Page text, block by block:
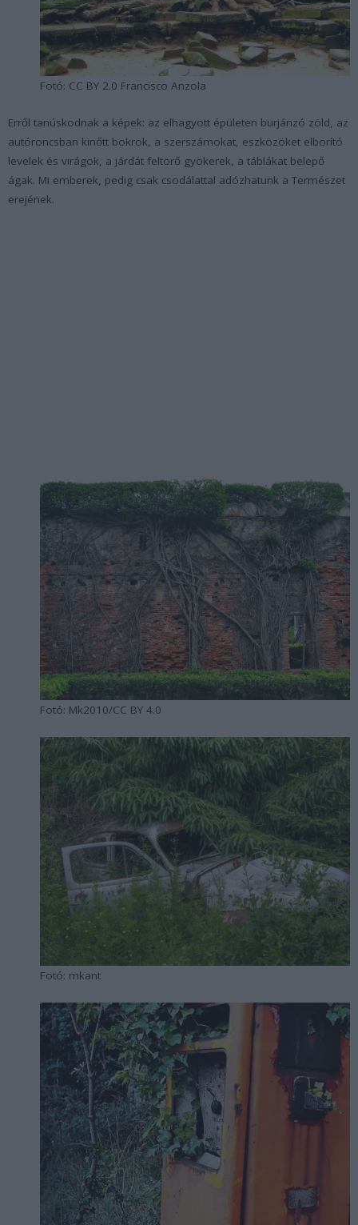
Fotó: CC BY 2.0 Francisco Anzola
Erről tanúskodnak a képek: az elhagyott épületen burjánzó zöld, az
autóroncsban kinőtt bokrok, a szerszámokat, eszközöket elborító
levelek és virágok, a járdát feltörő gyökerek, a táblákat belepő
ágak. Mi emberek, pedig csak csodálattal adózhatunk a Természet
erejének.
Fotó: Mk2010/CC BY 4.0
Fotó: mkant